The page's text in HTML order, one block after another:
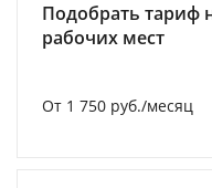
Подобрать тариф
рабочих мест
От 1 750 руб./месяц